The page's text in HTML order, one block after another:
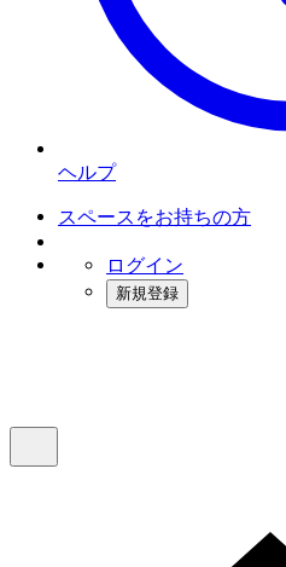
ヘルプ
スペースをお持ちの方
ログイン
新規登録